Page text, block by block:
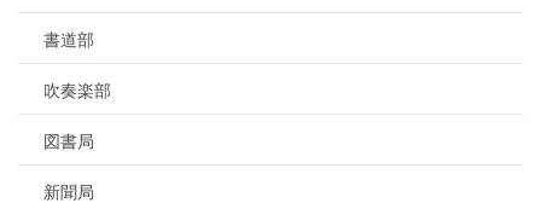
書道部
吹奏楽部
図書局
新聞局